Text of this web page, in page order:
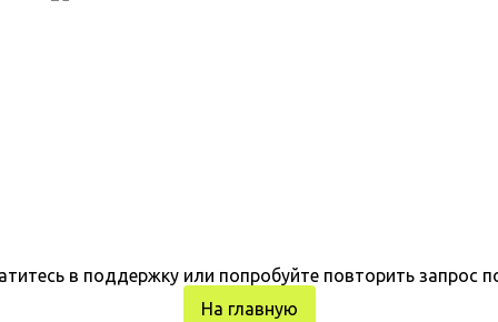
в поддержку или попробуйте повторить запрос
На главную